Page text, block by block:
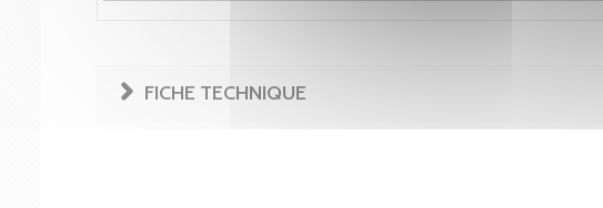
FICHE TECHNIQUE